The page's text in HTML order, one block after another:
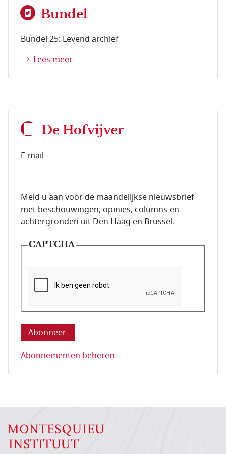
Bundel
Bundel 25: Levend archief
Lees meer
De Hofvijver
E-mail
E-mailadres van de abonnee.
Meld u aan voor de maandelijkse nieuwsbrief
met beschouwingen, opinies, columns en
achtergronden uit Den Haag en Brussel.
CAPTCHA
Deze vraag is om te controleren dat u een mens
Abonnementen beheren